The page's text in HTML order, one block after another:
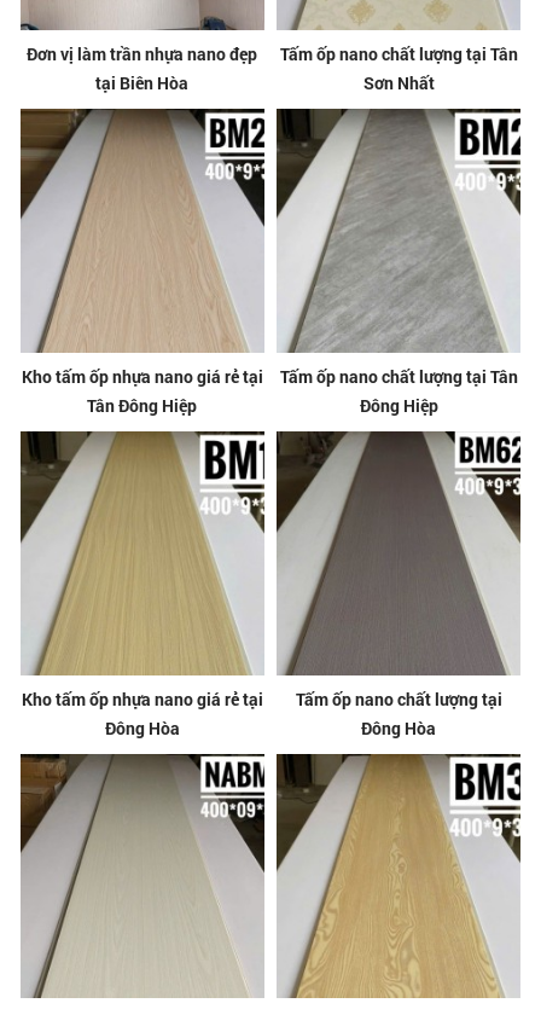
Đơn vị làm trần nhựa nano đẹp
tại Biên Hòa
Tấm ốp nano chất lượng tại Tân
Sơn Nhất
Kho tấm ốp nhựa nano giá rẻ tại
Tân Đông Hiệp
Tấm ốp nano chất lượng tại Tân
Đông Hiệp
Kho tấm ốp nhựa nano giá rẻ tại
Đông Hòa
Tấm ốp nano chất lượng tại
Đông Hòa